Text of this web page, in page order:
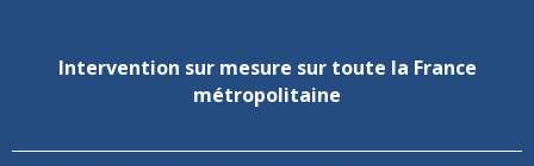
Intervention sur mesure sur toute la France
métropolitaine